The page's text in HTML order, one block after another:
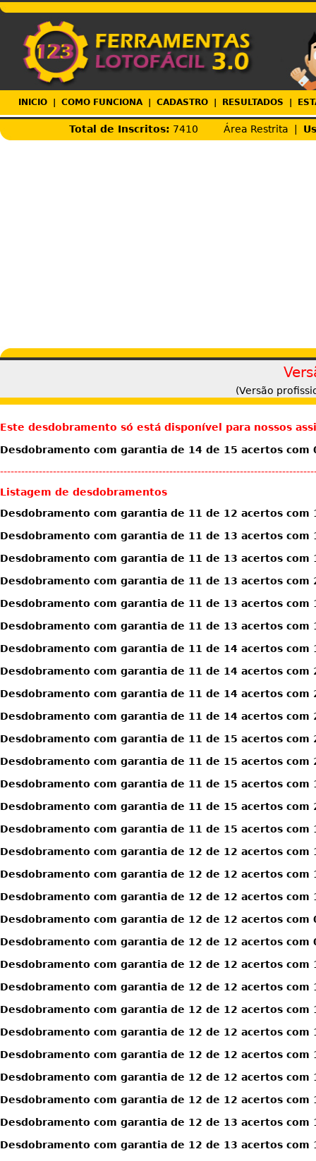
INICIO| COMO FUNCIONA| CADASTRO| RESULTADOS
Total de Inscritos: 7410 Área Restrita |
(Versão
Este desdobramento só está disponível para nossos
Desdobramento com garantia de 14 de 15 acertos com
Listagem de desdobramentos
Desdobramento com garantia de 11 de 12 acertos com
Desdobramento com garantia de 11 de 13 acertos com
Desdobramento com garantia de 11 de 13 acertos com
Desdobramento com garantia de 11 de 13 acertos com
Desdobramento com garantia de 11 de 13 acertos com
Desdobramento com garantia de 11 de 13 acertos com
Desdobramento com garantia de 11 de 14 acertos com
Desdobramento com garantia de 11 de 14 acertos com
Desdobramento com garantia de 11 de 14 acertos com
Desdobramento com garantia de 11 de 14 acertos com
Desdobramento com garantia de 11 de 15 acertos com
Desdobramento com garantia de 11 de 15 acertos com
Desdobramento com garantia de 11 de 15 acertos com
Desdobramento com garantia de 11 de 15 acertos com
Desdobramento com garantia de 11 de 15 acertos com
Desdobramento com garantia de 12 de 12 acertos com
Desdobramento com garantia de 12 de 12 acertos com
Desdobramento com garantia de 12 de 12 acertos com
Desdobramento com garantia de 12 de 12 acertos com
Desdobramento com garantia de 12 de 12 acertos com
Desdobramento com garantia de 12 de 12 acertos com
Desdobramento com garantia de 12 de 12 acertos com
Desdobramento com garantia de 12 de 12 acertos com
Desdobramento com garantia de 12 de 12 acertos com
Desdobramento com garantia de 12 de 12 acertos com
Desdobramento com garantia de 12 de 12 acertos com
Desdobramento com garantia de 12 de 12 acertos com
Desdobramento com garantia de 12 de 13 acertos com
Desdobramento com garantia de 12 de 13 acertos com